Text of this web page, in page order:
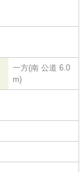
一方(南 公道 6.0
m)